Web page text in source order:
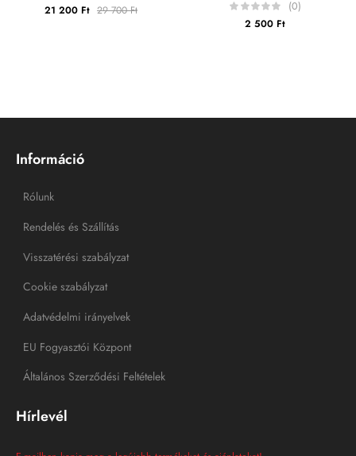
21 200 Ft 29 700Ft
(0)
2 500 Ft
Információ
Rólunk
Rendelés és Szállítás
Visszatérési szabályzat
Cookie szabályzat
Adatvédelmi irányelvek
EU Fogyasztói Központ
Általános Szerződési Feltételek
Hírlevél